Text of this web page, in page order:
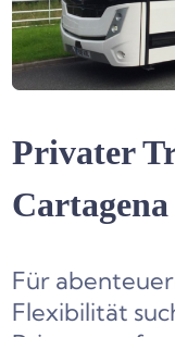
Privater
Für
Flexibilität